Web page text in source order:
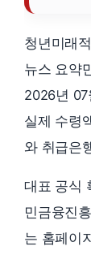
청년미래
뉴스 요약
2026년
실제 수령
와 취급은
대표 공식
민금융진
는 홈페이